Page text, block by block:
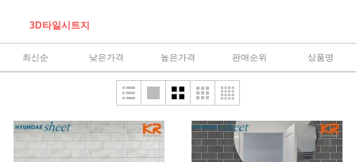
3D타일시트지
최신순 낮은가격 높은가격 판매순위 상품명